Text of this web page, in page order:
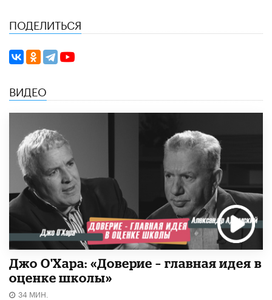
ПОДЕЛИТЬСЯ
ВИДЕО
Джо О'Хара: «Доверие – главная идея в
оценке школы»
34 МИН.